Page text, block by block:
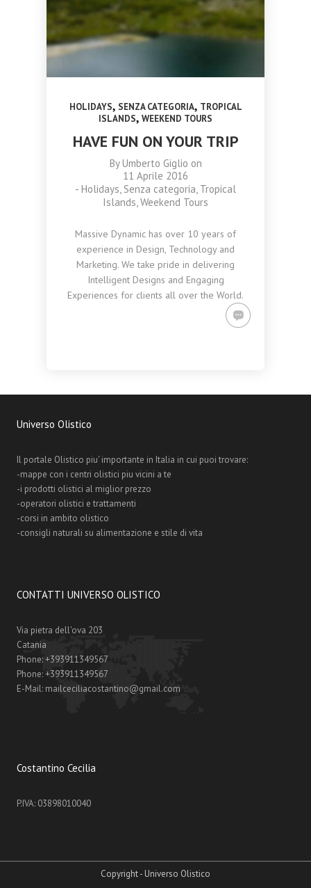
HOLIDAYS, SENZA CATEGORIA, TROPICAL
ISLANDS, WEEKEND TOURS
HAVE FUN ON YOUR TRIP
ByUmberto Giglio on
11 Aprile 2016
- Holidays,Senza categoria, Tropical
Islands,Weekend Tours
Massive Dynamic has over 10 years of
experience in Design, Technology and
Marketing. We take pride in delivering
Intelligent Designs and Engaging
Experiences for clients all over the World.
Universo Olistico
Il portale Olistico piu' importante in Italia in cui puoi trovare:
-mappe con i centri olistici piu vicini a te
-i prodotti olistici al miglior prezzo
-operatori olistici e trattamenti
-corsi in ambito olistico
-consigli naturali su alimentazione e stile di vita
CONTATTI UNIVERSO OLISTICO
Via pietra dell'ova 203
Catania
Phone:+393911349567
Phone:+393911349567
E-Mail: mailceciliacostantino@gmail.com
Costantino Cecilia
P.IVA: 03898010040
Copyright - Universo Olistico